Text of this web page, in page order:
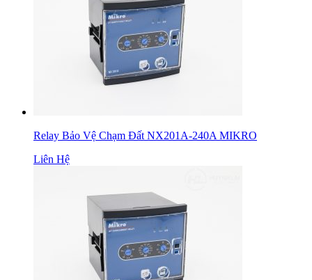
Relay Bảo Vệ Chạm Đất NX201A-240A MIKRO
Liên Hệ